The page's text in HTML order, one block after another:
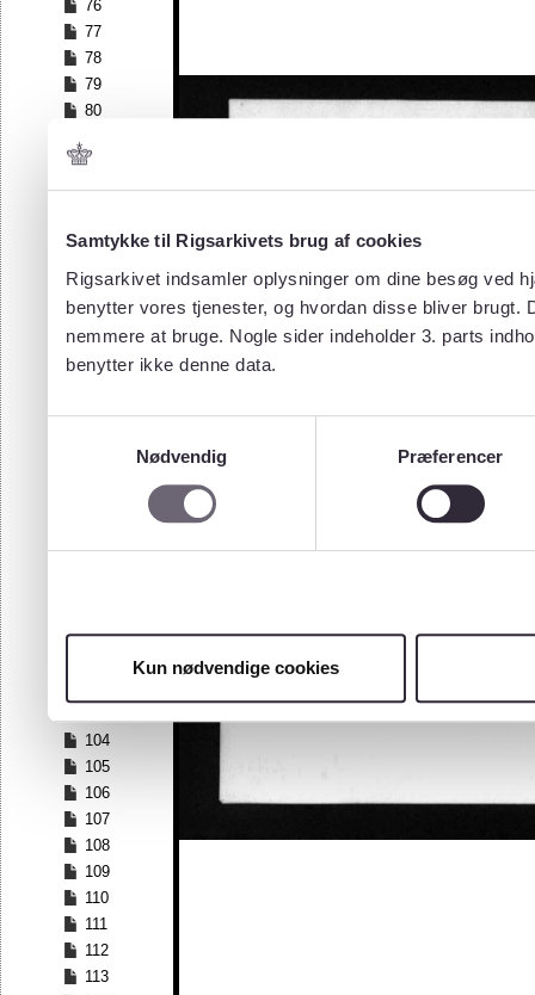
Samtykke til Rigsarkivets brug af cookies
Rigsarkivet indsamler oplysninger om dine besøg ved
benytter vores tjenester, og hvordan disse bliver
nemmere at bruge. Nogle sider indeholder 3. parts
benytter ikke denne data.
Nødvendig
Præferencer
Kun nødvendige cookies
76
77
78
79
80
82
83
85
87
88
89
90
97
100
104
105
106
107
108
109
110
111
112
113